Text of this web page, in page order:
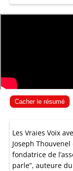
Cacher le résumé
Les Vraies Voix
Joseph
fondatrice de
parle”, auteure